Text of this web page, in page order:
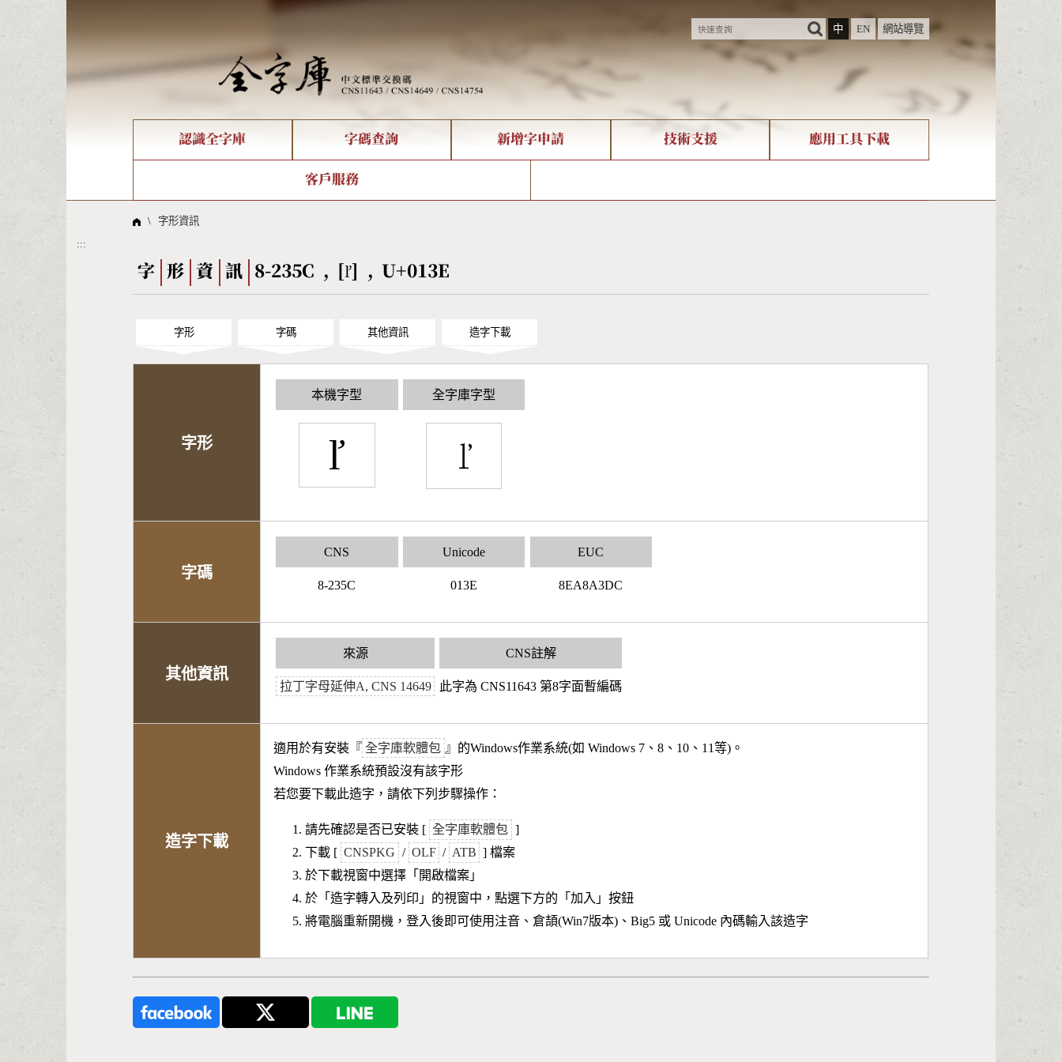
:::
中
EN 網站導覽
認識全字庫
全字庫現況
線上教學
字碼查詢
部件查詢
倉頡查詢
Big5查詢 拼音查詢
新增字申請 技術支援
造字解決方案
應用工具下載
字形下載
客戶服務
問題集
\ 字形資訊
:::
字 形 資 訊 8-235C , [ľ] , U+013E
字形 字碼 其他資訊 造字下載
字形
本機字型
ľ
全字庫字型
字碼
CNS
8-235C
Unicode
013E
EUC
8EA8A3DC
其他資訊
來源
拉丁字母延伸A, CNS 14649
CNS註解
此字為 CNS11643 第8字面暫編碼
造字下載
適用於有安裝『 全字庫軟體包 』的Windows作業系統(如 Windows 7、8、10、11等)。
Windows 作業系統預設沒有該字形
若您要下載此造字，請依下列步驟操作：
請先確認是否已安裝 [ 全字庫軟體包 ]
下載 [ CNSPKG / OLF / ATB ] 檔案
於下載視窗中選擇「開啟檔案」
於「造字轉入及列印」的視窗中，點選下方的「加入」按鈕
將電腦重新開機，登入後即可使用注音、倉頡(Win7版本)、Big5 或 Unicode 內碼輸入該造字